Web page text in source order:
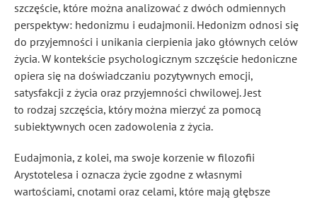
szczęście, które można analizować z dwóch odmiennych
perspektyw: hedonizmu i eudajmonii. Hedonizm odnosi się
do przyjemności i unikania cierpienia jako głównych celów
życia. W kontekście psychologicznym szczęście hedoniczne
opiera się na doświadczaniu pozytywnych emocji,
satysfakcji z życia oraz przyjemności chwilowej. Jest
to rodzaj szczęścia, który można mierzyć za pomocą
subiektywnych ocen zadowolenia z życia.
Eudajmonia, z kolei, ma swoje korzenie w filozofii
Arystotelesa i oznacza życie zgodne z własnymi
wartościami, cnotami oraz celami, które mają głębsze